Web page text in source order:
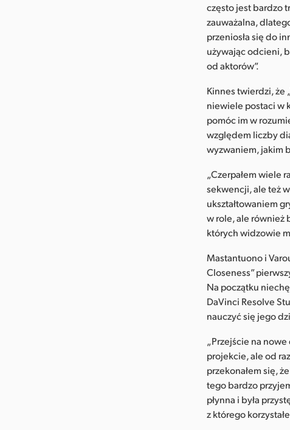
często jest bardzo
zauważalna,
przeniosła się do
używając odcieni,
od aktorów”.
Kinnes twierdzi, że
niewiele postaci w
pomóc im w
względem liczby
wyzwaniem, jakim
„Czerpałem wiele
sekwencji, ale też
ukształtowaniem
w role, ale również
których widzowie
Mastantuono i
Closeness”
Na początku
DaVinci Resolve
nauczyć się jego
„Przejście na
projekcie, ale od
przekonałem się,
tego bardzo
płynna i była
z którego